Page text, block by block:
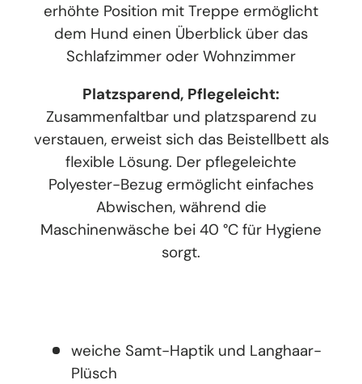
erhöhte Position mit Treppe ermöglicht
dem Hund einen Überblick über das
Schlafzimmer oder Wohnzimmer
Platzsparend, Pflegeleicht:
Zusammenfaltbar und platzsparend zu
verstauen, erweist sich das Beistellbett als
flexible Lösung. Der pflegeleichte
Polyester-Bezug ermöglicht einfaches
Abwischen, während die
Maschinenwäsche bei 40 °C für Hygiene
sorgt.
weiche Samt-Haptik und Langhaar-
Plüsch